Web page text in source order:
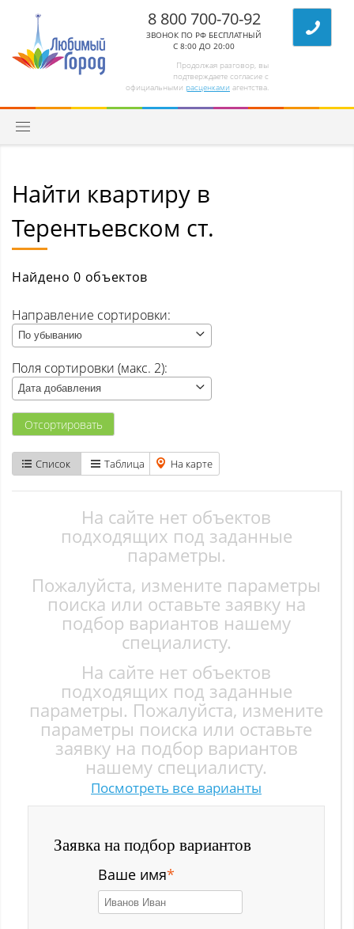
Продолжая разговор, вы
подтверждаете согласие с
официальными расценками агентства.
8 800 700-70-92
ЗВОНОК ПО РФ БЕСПЛАТНЫЙ
С 8:00 ДО 20:00
Квартиры
Комнаты/секции
Апанас
Атаманово
Безруково
Вишенка тер. СНТ
Высокий
Гурьевск
Ерунаково
Заводской р-н
Загорский
Найти квартиру в
Терентьевском ст.
Найдено 0 объектов
Направление сортировки:
По убыванию
Поля сортировки (макс. 2):
Дата добавления
Отсортировать
Список Таблица На карте
На сайте нет объектов
подходящих под заданные
параметры.
Пожалуйста, измените параметры
поиска или оставьте заявку на
подбор вариантов нашему
специалисту.
На сайте нет объектов
подходящих под заданные
параметры. Пожалуйста, измените
параметры поиска или оставьте
заявку на подбор вариантов
нашему специалисту.
Посмотреть все варианты
Заявка на подбор вариантов
Ваше имя*